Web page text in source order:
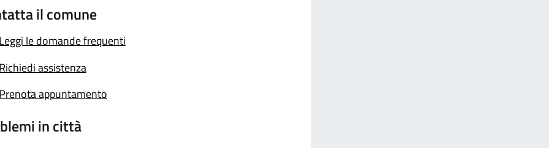
il comune
Leggi le domande frequenti
Richiedi assistenza
Prenota appuntamento
in città